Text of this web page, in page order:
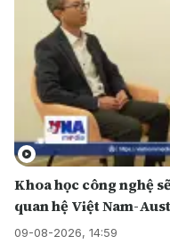
Khoa học công nghệ
quan hệ Việt Nam-
09-08-2026, 14:59